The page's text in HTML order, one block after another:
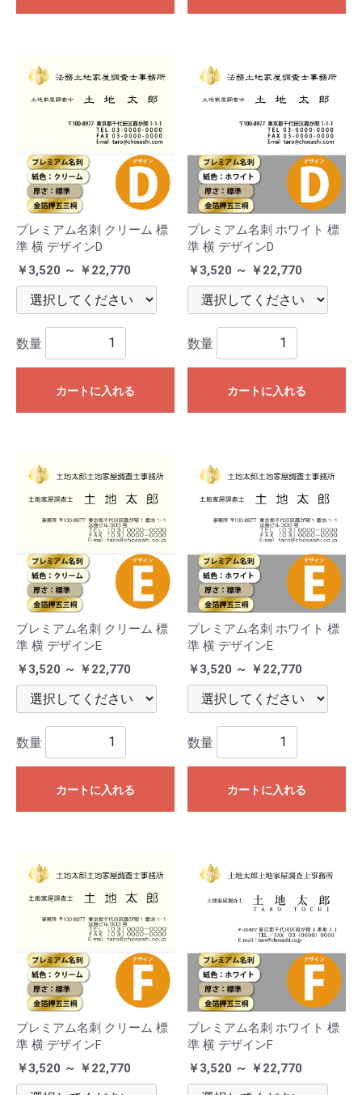
プレミアム名刺 クリーム 標
準 横 デザインD
￥3,520 ～ ￥22,770
数量
カートに入れる
プレミアム名刺 ホワイト 標
準 横 デザインD
￥3,520 ～ ￥22,770
数量
カートに入れる
プレミアム名刺 クリーム 標
準 横 デザインE
￥3,520 ～ ￥22,770
数量
カートに入れる
プレミアム名刺 ホワイト 標
準 横 デザインE
￥3,520 ～ ￥22,770
数量
カートに入れる
プレミアム名刺 クリーム 標
準 横 デザインF
￥3,520 ～ ￥22,770
プレミアム名刺 ホワイト 標
準 横 デザインF
￥3,520 ～ ￥22,770